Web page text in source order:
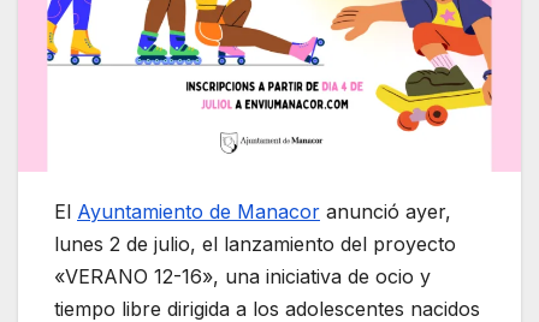
El Ayuntamiento de Manacor anunció ayer,
lunes 2 de julio, el lanzamiento del proyecto
«VERANO 12-16», una iniciativa de ocio y
tiempo libre dirigida a los adolescentes nacidos